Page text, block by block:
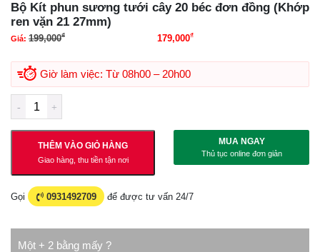
Bộ Kít phun sương tưới cây 20 béc đơn đồng (Khớp
ren vặn 21 27mm)
Giá: 199,000₫ 179,000₫Giá hiện tại là: 179,000₫.
Giờ làm việc: Từ 08h00 – 20h00
THÊM VÀO GIỎ HÀNG
Giao hàng, thu tiền tận nơi
MUA NGAY
Thủ tục online đơn giản
Gọi 0931492709 để được tư vấn 24/7
Một + 2 bằng mấy ?